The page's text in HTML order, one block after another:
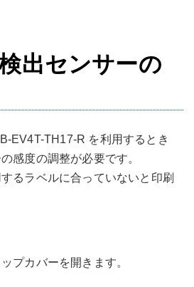
出センサーの
EV4T-TH17-R を利用するとき
感度の調整が必要です。
るラベルに合っていないと印刷
プカバーを開きます。